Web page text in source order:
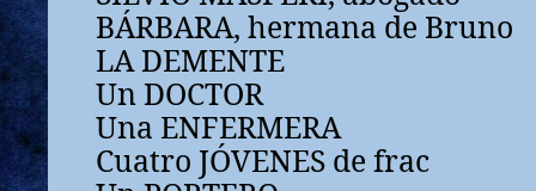
BÁRBARA, hermana de Bruno
LA DEMENTE
Un DOCTOR
Una ENFERMERA
Cuatro JÓVENES de frac